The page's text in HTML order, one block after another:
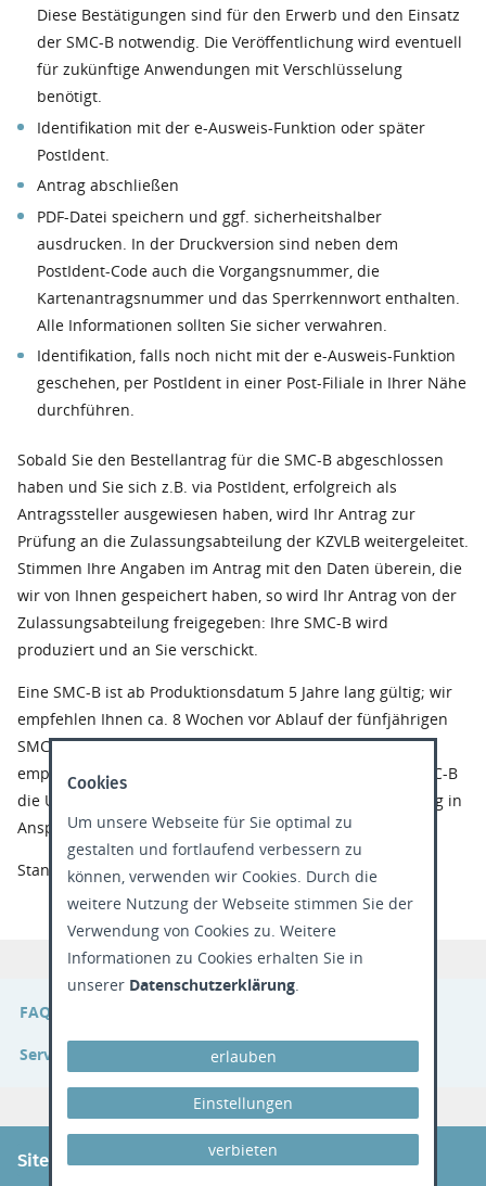
Diese Bestätigungen sind für den Erwerb und den Einsatz
der SMC-B notwendig. Die Veröffentlichung wird eventuell
für zukünftige Anwendungen mit Verschlüsselung
benötigt.
Identifikation mit der e-Ausweis-Funktion oder später
PostIdent.
Antrag abschließen
PDF-Datei speichern und ggf. sicherheitshalber
ausdrucken. In der Druckversion sind neben dem
PostIdent-Code auch die Vorgangsnummer, die
Kartenantragsnummer und das Sperrkennwort enthalten.
Alle Informationen sollten Sie sicher verwahren.
Identifikation, falls noch nicht mit der e-Ausweis-Funktion
geschehen, per PostIdent in einer Post-Filiale in Ihrer Nähe
durchführen.
Sobald Sie den Bestellantrag für die SMC-B abgeschlossen
haben und Sie sich z.B. via PostIdent, erfolgreich als
Antragssteller ausgewiesen haben, wird Ihr Antrag zur
Prüfung an die Zulassungsabteilung der KZVLB weitergeleitet.
Stimmen Ihre Angaben im Antrag mit den Daten überein, die
wir von Ihnen gespeichert haben, so wird Ihr Antrag von der
Zulassungsabteilung freigegeben: Ihre SMC-B wird
produziert und an Sie verschickt.
Eine SMC-B ist ab Produktionsdatum 5 Jahre lang gültig; wir
empfehlen Ihnen ca. 8 Wochen vor Ablauf der fünfjährigen
SMC-B-Laufzeit, eine neue SMC-B zu bestellen. Auch
empfehlen wir Ihnen bei der Installation einer neuen SMC-B
die Unterstützung eines Technikers z.B. über Fernwartung in
Anspruch zu nehmen.
Stand: 06.06.2024
FAQs zur SMC-B
Service-Portal
Sitemap
Cookies
Um unsere Webseite für Sie optimal zu
gestalten und fortlaufend verbessern zu
können, verwenden wir Cookies. Durch die
weitere Nutzung der Webseite stimmen Sie der
Verwendung von Cookies zu. Weitere
Informationen zu Cookies erhalten Sie in
unserer Datenschutzerklärung.
erlauben
Einstellungen
verbieten